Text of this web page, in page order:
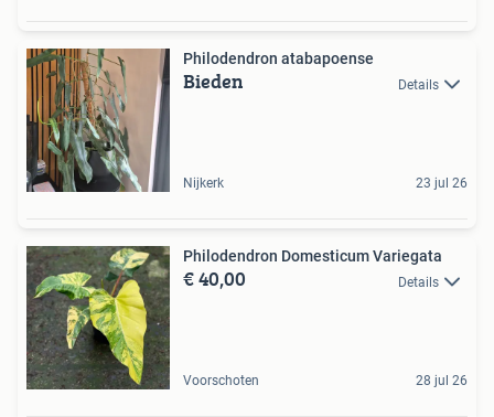
Philodendron atabapoense
Bieden Details
Nijkerk 23 jul 26
Philodendron Domesticum Variegata
€ 40,00 Details
Voorschoten 28 jul 26